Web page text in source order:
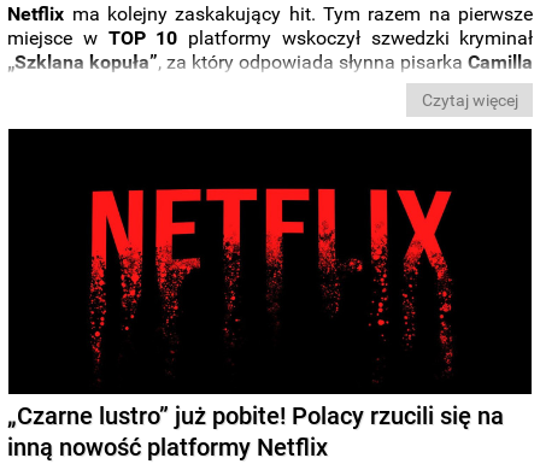
Netflix ma kolejny zaskakujący hit. Tym razem na pierwsze
miejsce w TOP 10 platformy wskoczył szwedzki kryminał
„Szklana kopuła”, za który odpowiada słynna pisarkaCamilla
. O czym jest ta limitowana produkcja i czy
Czytaj więcej
„Czarne lustro” już pobite! Polacy rzucili się na
inną nowość platformy Netflix